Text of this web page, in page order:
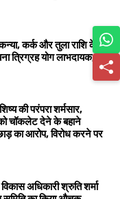
कर्क और तुला राशि के
त्रिग्रह योग लाभदायक,
की परंपरा शर्मसार,
को चॉकलेट देने के बहाने
का आरोप, विरोध करने पर
अधिकारी श्रुति शर्मा